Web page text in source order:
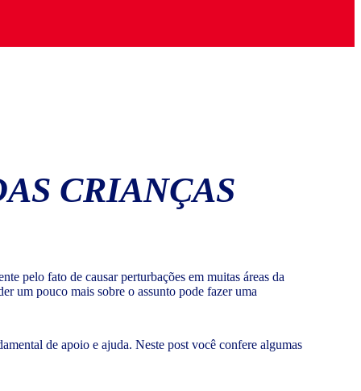
CRIANÇAS
pelo fato de causar perturbações em muitas áreas da
um pouco mais sobre o assunto pode fazer uma
de apoio e ajuda. Neste post você confere algumas